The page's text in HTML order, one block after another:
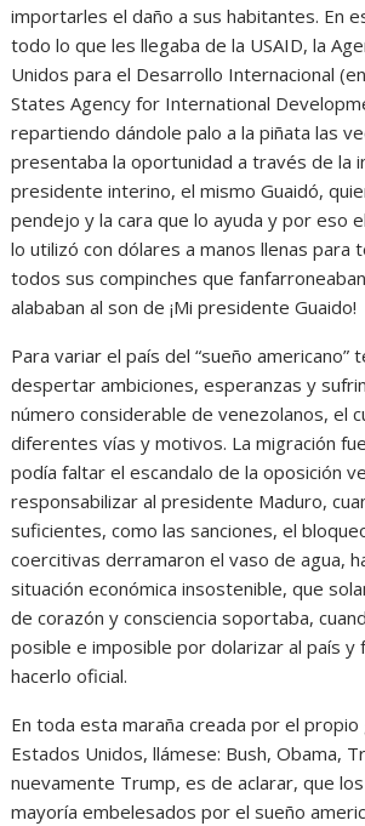
importarles el daño a sus habitantes. En
todo lo que les llegaba de la USAID, la
Unidos para el Desarrollo Internacional
States Agency for International
repartiendo dándole palo a la piñata las
presentaba la oportunidad a través de la
presidente interino, el mismo Guaidó,
pendejo y la cara que lo ayuda y por eso
lo utilizó con dólares a manos llenas para
todos sus compinches que
alababan al son de ¡Mi presidente Guaido!
Para variar el país del “sueño americano”
despertar ambiciones, esperanzas y
número considerable de venezolanos, el
diferentes vías y motivos. La migración
podía faltar el escandalo de la oposición
responsabilizar al presidente Maduro,
suficientes, como las sanciones, el
coercitivas derramaron el vaso de agua,
situación económica insostenible, que
de corazón y consciencia soportaba,
posible e imposible por dolarizar al país y
hacerlo oficial.
En toda esta maraña creada por el
Estados Unidos, llámese: Bush, Obama,
nuevamente Trump, es de aclarar, que
mayoría embelesados por el sueño